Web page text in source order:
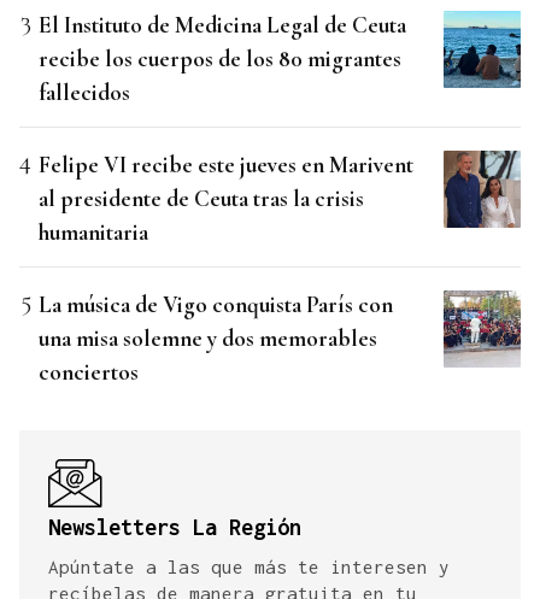
El Instituto de Medicina Legal de Ceuta
recibe los cuerpos de los 80 migrantes
fallecidos
Felipe VI recibe este jueves en Marivent
al presidente de Ceuta tras la crisis
humanitaria
La música de Vigo conquista París con
una misa solemne y dos memorables
conciertos
Newsletters La Región
Apúntate a las que más te interesen y
recíbelas de manera gratuita en tu